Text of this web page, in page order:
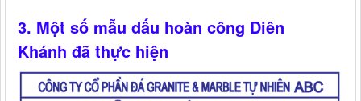
3. Một số mẫu dấu hoàn công Diên
Khánh đã thực hiện